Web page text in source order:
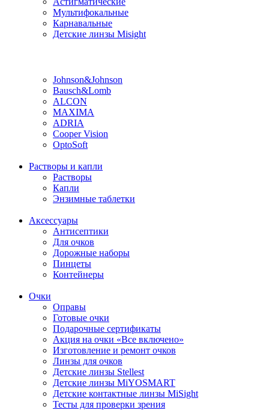
Мультифокальные
Карнавальные
Детские линзы Misight
Johnson&Johnson
Bausch&Lomb
ALCON
MAXIMA
ADRIA
Cooper Vision
OptoSoft
Растворы и капли
Растворы
Капли
Энзимные таблетки
Аксессуары
Антисептики
Для очков
Дорожные наборы
Пинцеты
Контейнеры
Очки
Оправы
Готовые очки
Подарочные сертификаты
Акция на очки «Все включено»
Изготовление и ремонт очков
Линзы для очков
Детские линзы Stellest
Детские линзы MiYOSMART
Детские контактные линзы MiSight
Тесты для проверки зрения